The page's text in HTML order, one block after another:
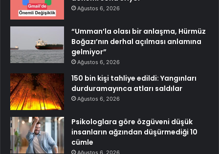
Ağustos 6, 2026
“Umman’la olası bir anlaşma, Hürmüz
Boğazı’nın derhal açılması anlamına
gelmiyor”
Ağustos 6, 2026
150 bin kişi tahliye edildi: Yangınları
durduramayınca atları saldılar
Ağustos 6, 2026
Psikologlara göre özgüveni düşük
insanların ağzından düşürmediği 10
cümle
Ağustos 6, 2026